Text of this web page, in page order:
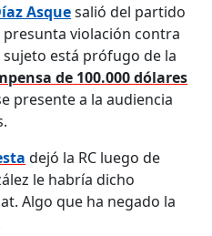
Asquesalió del partido
violación contra
está prófugo de la
de 100.000 dólares
presente a la audiencia
dejó la RC luego de
le habría dicho
Algo que ha negado la